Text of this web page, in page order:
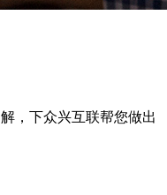
，下众兴互联帮您做出